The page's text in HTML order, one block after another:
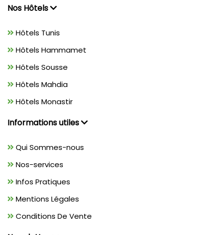
Nos Hôtels
Hôtels Tunis
Hôtels Hammamet
Hôtels Sousse
Hôtels Mahdia
Hôtels Monastir
Informations utiles
Qui Sommes-nous
Nos-services
Infos Pratiques
Mentions Légales
Conditions De Vente